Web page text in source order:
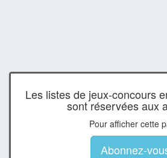
Les listes de jeux-concours
sont réservées aux
Pour afficher cette
Abonnez-